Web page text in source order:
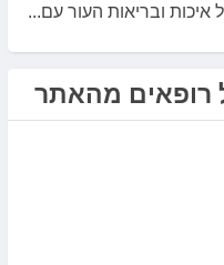
איכות ובריאות העור עם...
רופאים מהאתר